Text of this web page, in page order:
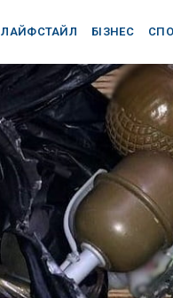
ЛАЙФСТАЙЛ БІЗНЕС